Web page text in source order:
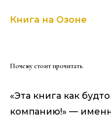
Книга на Озоне
Почему стоит прочитать
«Эта книга как
компанию!» —